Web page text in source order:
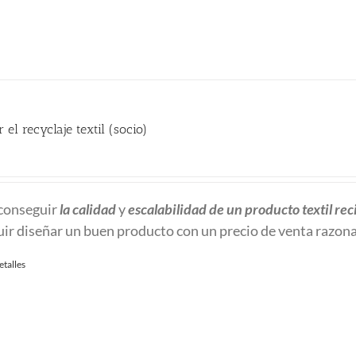
el recyclaje textil (socio)
€.
la calidadyescalabilidadde un producto textil
diseñar un buen producto con un precio de venta